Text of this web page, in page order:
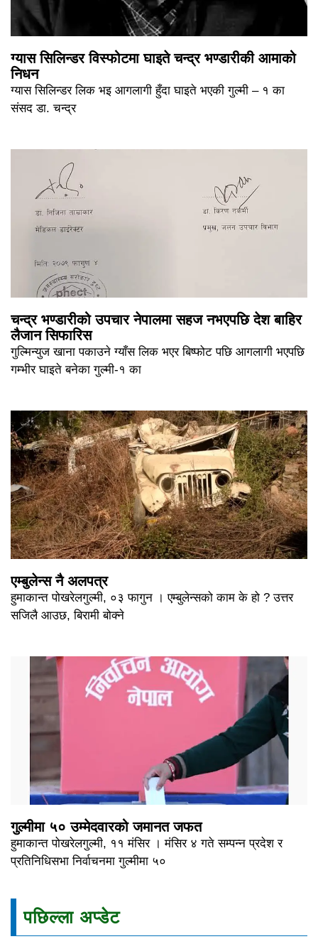
ग्यास सिलिन्डर विस्फोटमा घाइते चन्द्र भण्डारीकी आमाको
निधन
ग्यास सिलिन्डर लिक भइ आगलागी हुँदा घाइते भएकी गुल्मी – १ का
संसद डा. चन्द्र
चन्द्र भण्डारीको उपचार नेपालमा सहज नभएपछि देश बाहिर
लैजान सिफारिस
गुल्मिन्युज खाना पकाउने ग्याँस लिक भएर बिष्फोट पछि आगलागी भएपछि
गम्भीर घाइते बनेका गुल्मी-१ का
एम्बुलेन्स नै अलपत्र
हुमाकान्त पोखरेलगुल्मी, ०३ फागुन । एम्बुलेन्सको काम के हो ? उत्तर
सजिलै आउछ, बिरामी बोक्ने
गुल्मीमा ५० उम्मेदवारको जमानत जफत
हुमाकान्त पोखरेलगुल्मी, ११ मंसिर । मंसिर ४ गते सम्पन्न प्रदेश र
प्रतिनिधिसभा निर्वाचनमा गुल्मीमा ५०
पछिल्ला अप्डेट